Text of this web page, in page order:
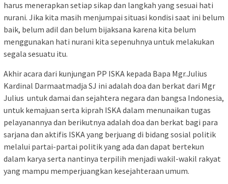
harus menerapkan setiap sikap dan langkah yang sesuai hati
nurani. Jika kita masih menjumpai situasi kondisi saat ini belum
baik, belum adil dan belum bijaksana karena kita belum
menggunakan hati nurani kita sepenuhnya untuk melakukan
segala sesuatu itu.
Akhir acara dari kunjungan PP ISKA kepada Bapa Mgr.Julius
Kardinal Darmaatmadja SJ ini adalah doa dan berkat dari Mgr
Julius untuk damai dan sejahtera negara dan bangsa Indonesia,
untuk kemajuan serta kiprah ISKA dalam menunaikan tugas
pelayanannya dan berikutnya adalah doa dan berkat bagi para
sarjana dan aktifis ISKA yang berjuang di bidang sosial politik
melalui partai-partai politik yang ada dan dapat bertekun
dalam karya serta nantinya terpilih menjadi wakil-wakil rakyat
yang mampu memperjuangkan kesejahteraan umum.